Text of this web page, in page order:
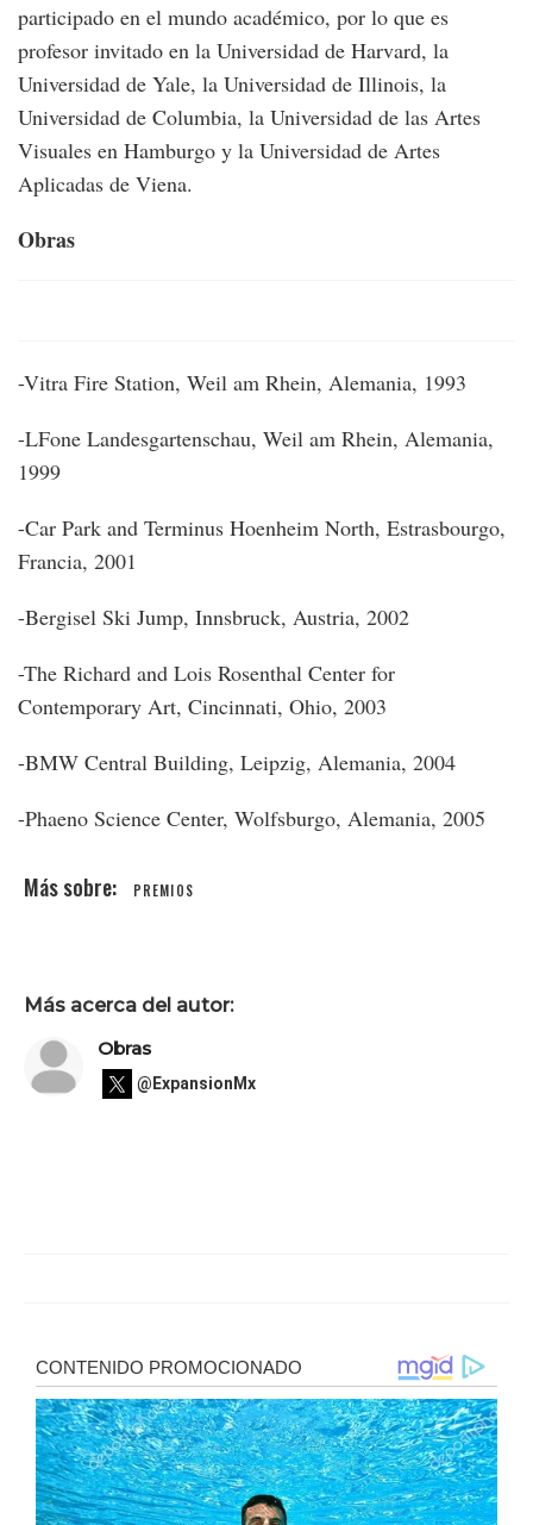
participado en el mundo académico, por lo que es
profesor invitado en la Universidad de Harvard, la
Universidad de Yale, la Universidad de Illinois, la
Universidad de Columbia, la Universidad de las Artes
Visuales en Hamburgo y la Universidad de Artes
Aplicadas de Viena.
Obras
-Vitra Fire Station, Weil am Rhein, Alemania, 1993
-LFone Landesgartenschau, Weil am Rhein, Alemania,
1999
-Car Park and Terminus Hoenheim North, Estrasbourgo,
Francia, 2001
-Bergisel Ski Jump, Innsbruck, Austria, 2002
-The Richard and Lois Rosenthal Center for
Contemporary Art, Cincinnati, Ohio, 2003
-BMW Central Building, Leipzig, Alemania, 2004
-Phaeno Science Center, Wolfsburgo, Alemania, 2005
PREMIOS
Más acerca del autor:
Obras
@ExpansionMx